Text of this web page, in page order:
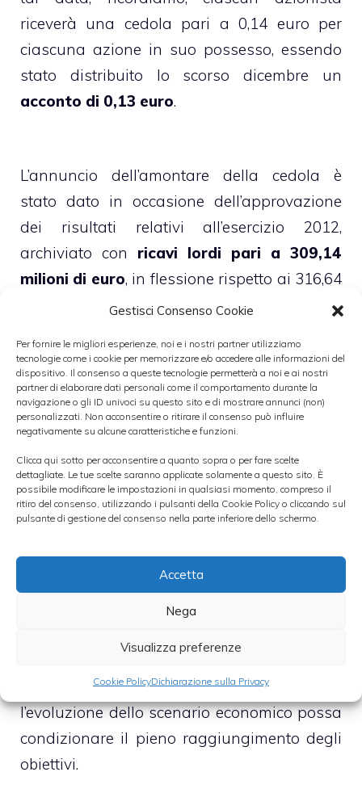
Gestisci Consenso Cookie
Per fornire le migliori esperienze, noi e i nostri partner utilizziamo
tecnologie come i cookie per memorizzare e/o accedere alle informazioni del
dispositivo. Il consenso a queste tecnologie permetterà a noi e ai nostri
partner di elaborare dati personali come il comportamento durante la
navigazione o gli ID univoci su questo sito e di mostrare annunci (non)
personalizzati. Non acconsentire o ritirare il consenso può influire
negativamente su alcune caratteristiche e funzioni.
Clicca qui sotto per acconsentire a quanto sopra o per fare scelte
dettagliate. Le tue scelte saranno applicate solamente a questo sito. È
possibile modificare le impostazioni in qualsiasi momento, compreso il
ritiro del consenso, utilizzando i pulsanti della Cookie Policy o cliccando sul
pulsante di gestione del consenso nella parte inferiore dello schermo.
Accetta
Nega
Visualizza preferenze
Cookie PolicyDichiarazione sulla Privacy
riceverà una cedola pari a 0,14 euro per
ciascuna azione in suo possesso, essendo
stato distribuito lo scorso dicembre un
acconto di 0,13 euro.
L’annuncio dell’amontare della cedola è
stato dato in occasione dell’approvazione
dei risultati relativi all’esercizio 2012,
archiviato con ricavi lordi pari a 309,14
milioni di euro, in flessione rispetto ai 316,64
milioni realizzati nell’esercizio precedente,
del 21,5% a 31,02 milioni di euro.
La società ha archiviato lo scorso anno con
unutile netto in calo a 18,65 milioni di
eurodai 23,45 milioni di euro del 2011. Al 31
diembre 2012 laposizione finanziaria netta
del gruppo è risultata positiva per 61,23
54,7 milioni di inizio anno.
Per quanto riguarda l’esercizio in corso,
prevedere risultati gestionali positivi, pur
ammenttendo l’esistenza del rischio che
l’evoluzione dello scenario economico possa
condizionare il pieno raggiungimento degli
obiettivi.